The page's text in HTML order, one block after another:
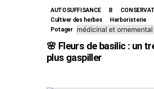
AUTOSUFFISANCE B
Cultiver des herbes
Herboristerie
Potager
🌸 Fleurs de basilic : un
plus gaspiller